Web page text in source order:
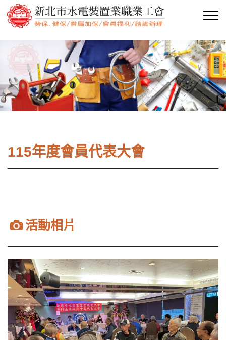
115年度會員代表大會
活動相片